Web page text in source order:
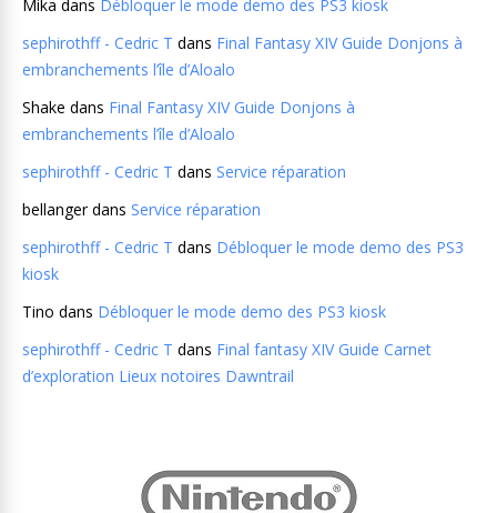
Mika dans Débloquer le mode demo des PS3 kiosk
sephirothff - Cedric T dans Final Fantasy XIV Guide Donjons à
embranchements l’île d’Aloalo
Shake dans Final Fantasy XIV Guide Donjons à
embranchements l’île d’Aloalo
sephirothff - Cedric T dans Service réparation
bellangerdans Service réparation
sephirothff - Cedric T dans Débloquer le mode demo des PS3
kiosk
Tino dans Débloquer le mode demo des PS3 kiosk
sephirothff - Cedric T dans Final fantasy XIV Guide Carnet
d’exploration Lieux notoires Dawntrail